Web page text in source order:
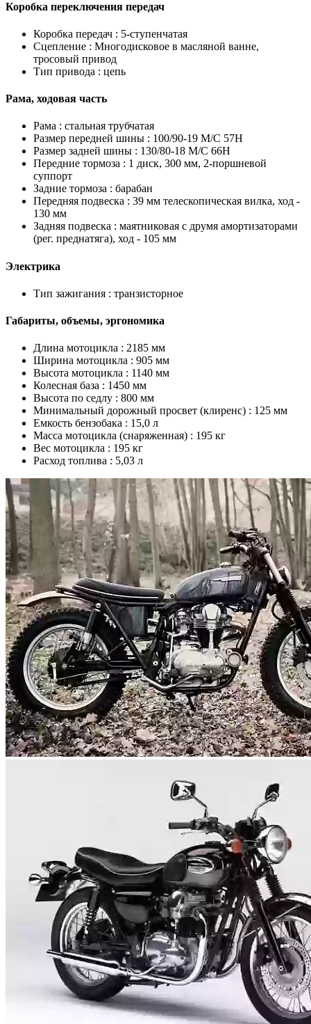
Коробка переключения передач
Коробка передач : 5-ступенчатая
Сцепление : Многодисковое в масляной ванне,
тросовый привод
Тип привода : цепь
Рама, ходовая часть
Рама : стальная трубчатая
Размер передней шины : 100/90-19 M/C 57H
Размер задней шины : 130/80-18 M/C 66H
Передние тормоза : 1 диск, 300 мм, 2-поршневой
суппорт
Задние тормоза : барабан
Передняя подвеска : 39 мм телескопическая вилка, ход -
130 мм
Задняя подвеска : маятниковая с друмя амортизаторами
(рег. преднатяга), ход - 105 мм
Электрика
Тип зажигания : транзисторное
Габариты, объемы, эргономика
Длина мотоцикла : 2185 мм
Ширина мотоцикла : 905 мм
Высота мотоцикла : 1140 мм
Колесная база : 1450 мм
Высота по седлу : 800 мм
Минимальный дорожный просвет (клиренс) : 125 мм
Емкость бензобака : 15,0 л
Масса мотоцикла (снаряженная) : 195 кг
Вес мотоцикла : 195 кг
Расход топлива : 5,03 л